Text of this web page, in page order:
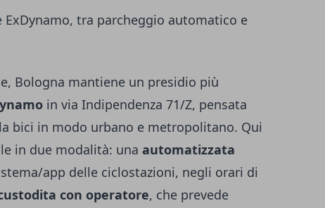
ExDynamo, tra parcheggio automatico e
Bologna mantiene un presidio più
in via Indipendenza 71/Z, pensata
bici in modo urbano e metropolitano. Qui
in due modalità: una automatizzata
app delle ciclostazioni, negli orari di
con operatore, che prevede